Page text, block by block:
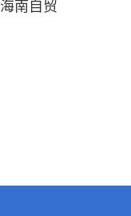
南自贸